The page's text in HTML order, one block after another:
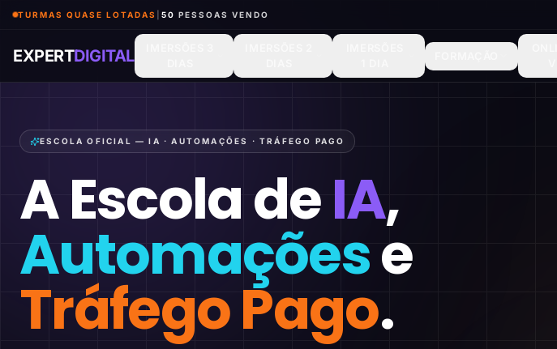
TURMAS QUASE LOTADAS 50 PESSOAS VENDO
EXPERTDIGITAL
ESCOLA OFICIAL — IA · AUTOMAÇÕES · TRÁFEGO PAGO
A Escola deIA,
Automaçõese
Tráfego Pago.